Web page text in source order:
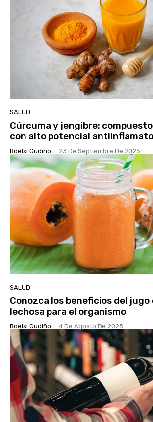
SALUD
Cúrcuma y jengibre:
con alto potencial
Roelsi Gudiño - 23 De Septiembre De 2025
SALUD
Conozca los beneficios del jugo
lechosa para el organismo
Roelsi Gudiño - 4 De Agosto De 2025